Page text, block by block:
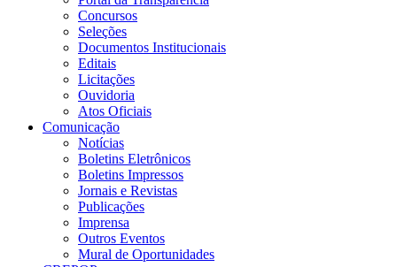
Concursos
Seleções
Documentos Institucionais
Editais
Licitações
Ouvidoria
Atos Oficiais
Comunicação
Notícias
Boletins Eletrônicos
Boletins Impressos
Jornais e Revistas
Publicações
Imprensa
Outros Eventos
Mural de Oportunidades